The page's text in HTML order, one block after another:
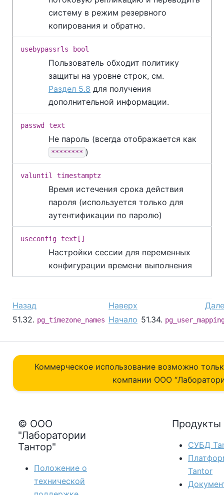
систему в режим резервного
копирования и обратно.
usebypassrls bool
Пользователь обходит политику
защиты на уровне строк, см.
Раздел 5.8 для получения
дополнительной информации.
passwd text
Не пароль (всегда отображается как
******** )
valuntil timestamptz
Время истечения срока действия
пароля (используется только для
аутентификации по паролю)
useconfig text[]
Настройки сессии для переменных
конфигурации времени выполнения
Назад Наверх
51.32. pg_timezone_names Начало 51.34.
Коммерческое использование возможно
компании ОOO
© ООО
"Лаборатории
Тантор"
Положение о
технической
Продукты
СУБД
Tantor